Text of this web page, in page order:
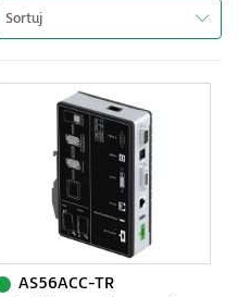
Sortuj
AS56ACC-TR